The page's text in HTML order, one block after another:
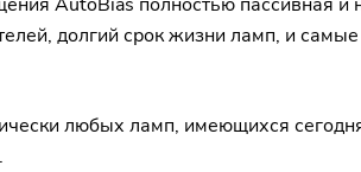
долгий срок жизни ламп, и
любых ламп, имеющихся